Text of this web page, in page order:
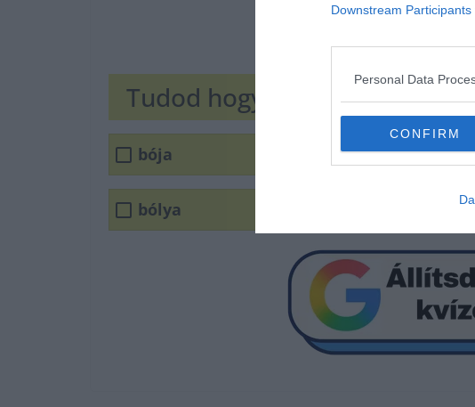
Downstream Participants
Personal Data
CONFIRM
Tudod hogyan írjuk helyesen?
bója
bólya